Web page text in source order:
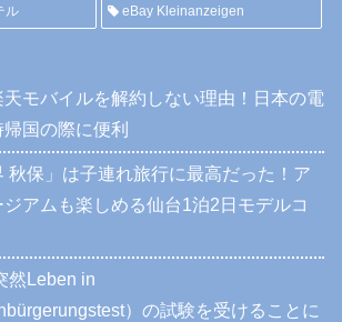
ル eBay Kleinanzeigen
天モバイルを解約しない理由！日本の電
国の際に便利
秋保」は子連れ旅行に最高だった！ア
アムも楽しめる仙台1泊2日モデルコ
然Leben in
）の試験を受けることに